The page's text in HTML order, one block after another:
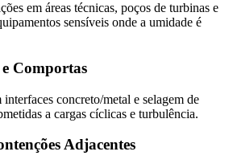
em áreas técnicas, poços de turbinas e
sensíveis onde a umidade é
Comportas
interfaces concreto/metal e selagem de
a cargas cíclicas e turbulência.
Adjacentes